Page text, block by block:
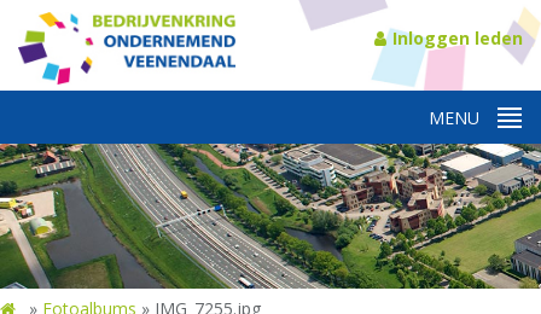
Inloggen leden
» Fotoalbums » IMG_7255.jpg